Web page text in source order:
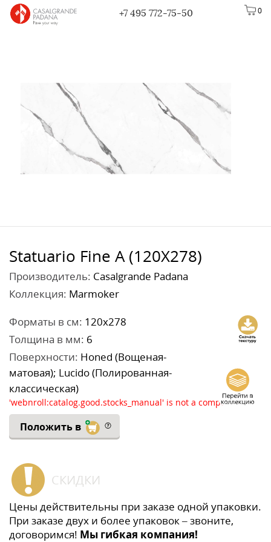
0
+7 495 772-75-50
Statuario Fine A (120X278)
Производитель: Casalgrande Padana
Коллекция: Marmoker
Форматы в см: 120x278
Толщина в мм: 6
Поверхности: Honed (Вощеная-
матовая); Lucido (Полированная-
классическая)
'webnroll:catalog.good.stocks_manual' is not a component
Положить в
СКИДКИ
Цены действительны при заказе одной упаковки.
При заказе двух и более упаковок – звоните,
договоримся! Мы гибкая компания!